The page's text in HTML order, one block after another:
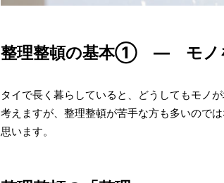
整理整頓の基本① ― モノ
タイで長く暮らしていると、どうしてもモノ
考えますが、整理整頓が苦手な方も多いので
思います。